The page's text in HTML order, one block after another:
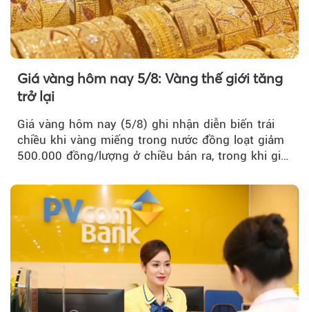
Giá vàng hôm nay 5/8: Vàng thế giới tăng
trở lại
Giá vàng hôm nay (5/8) ghi nhận diễn biến trái
chiều khi vàng miếng trong nước đồng loạt giảm
500.000 đồng/lượng ở chiều bán ra, trong khi giá
thương hiệu.